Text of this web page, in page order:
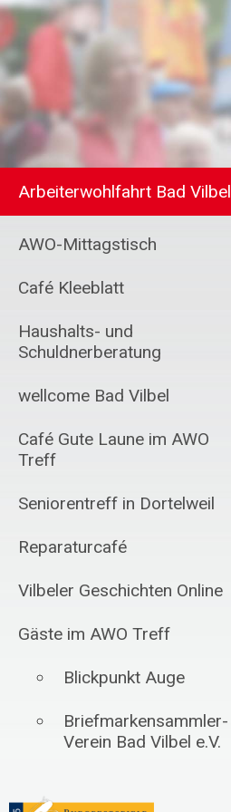
Arbeiterwohlfahrt Bad Vilbel
AWO-Mittagstisch
Café Kleeblatt
Haushalts- und
Schuldnerberatung
wellcome Bad Vilbel
Café Gute Laune im AWO
Treff
Seniorentreff in Dortelweil
Reparaturcafé
Vilbeler Geschichten Online
Gäste im AWO Treff
Blickpunkt Auge
Briefmarkensammler-
Verein Bad Vilbel e.V.
Vilbel 1985 e.V.